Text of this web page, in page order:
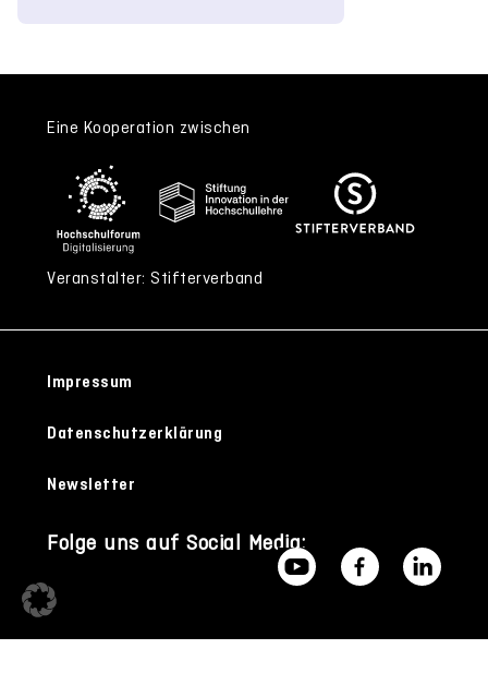
Eine Kooperation zwischen
Veranstalter: Stifterverband
Impressum
Datenschutzerklärung
Newsletter
Folge uns auf Social Media: